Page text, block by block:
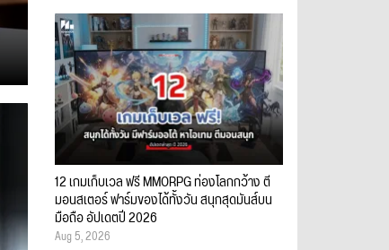
12 เกมเก็บเวล ฟรี MMORPG ท่องโลกกว้าง ตี
มอนสเตอร์ ฟาร์มของได้ทั้งวัน สนุกสุดมันส์บน
มือถือ อัปเดตปี 2026
Aug 5, 2026